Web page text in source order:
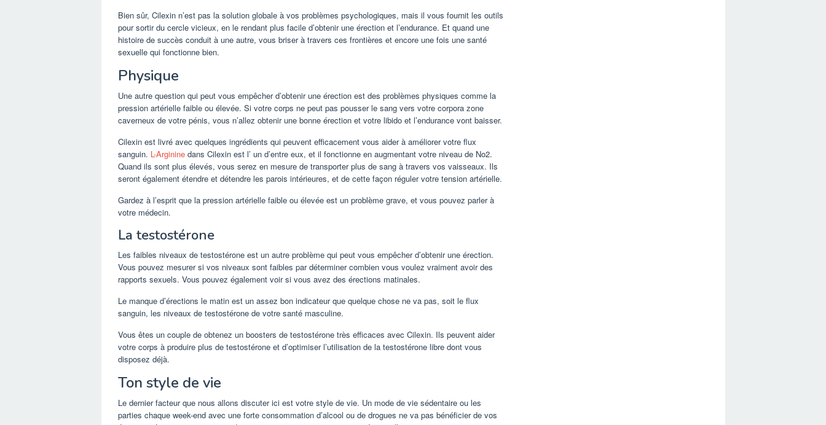
Bien sûr, Cilexin n’est pas la solution globale à vos problèmes psychologiques, mais il vous fournit les outils
pour sortir du cercle vicieux, en le rendant plus facile d’obtenir une érection et l’endurance. Et quand une
histoire de succès conduit à une autre, vous briser à travers ces frontières et encore une fois une santé
sexuelle qui fonctionne bien.
Physique
Une autre question qui peut vous empêcher d’obtenir une érection est des problèmes physiques comme la
pression artérielle faible ou élevée. Si votre corps ne peut pas pousser le sang vers votre corpora zone
caverneux de votre pénis, vous n’allez obtenir une bonne érection et votre libido et l’endurance vont baisser.
Cilexin est livré avec quelques ingrédients qui peuvent efficacement vous aider à améliorer votre flux
sanguin. L-Arginine dans Cilexin est l’ un d’entre eux, et il fonctionne en augmentant votre niveau de No2.
Quand ils sont plus élevés, vous serez en mesure de transporter plus de sang à travers vos vaisseaux. Ils
seront également étendre et détendre les parois intérieures, et de cette façon réguler votre tension artérielle.
Gardez à l’esprit que la pression artérielle faible ou élevée est un problème grave, et vous pouvez parler à
votre médecin.
La testostérone
Les faibles niveaux de testostérone est un autre problème qui peut vous empêcher d’obtenir une érection.
Vous pouvez mesurer si vos niveaux sont faibles par déterminer combien vous voulez vraiment avoir des
rapports sexuels. Vous pouvez également voir si vous avez des érections matinales.
Le manque d’érections le matin est un assez bon indicateur que quelque chose ne va pas, soit le flux
sanguin, les niveaux de testostérone de votre santé masculine.
Vous êtes un couple de obtenez un boosters de testostérone très efficaces avec Cilexin. Ils peuvent aider
votre corps à produire plus de testostérone et d’optimiser l’utilisation de la testostérone libre dont vous
disposez déjà.
Ton style de vie
Le dernier facteur que nous allons discuter ici est votre style de vie. Un mode de vie sédentaire ou les
parties chaque week-end avec une forte consommation d’alcool ou de drogues ne va pas bénéficier de vos